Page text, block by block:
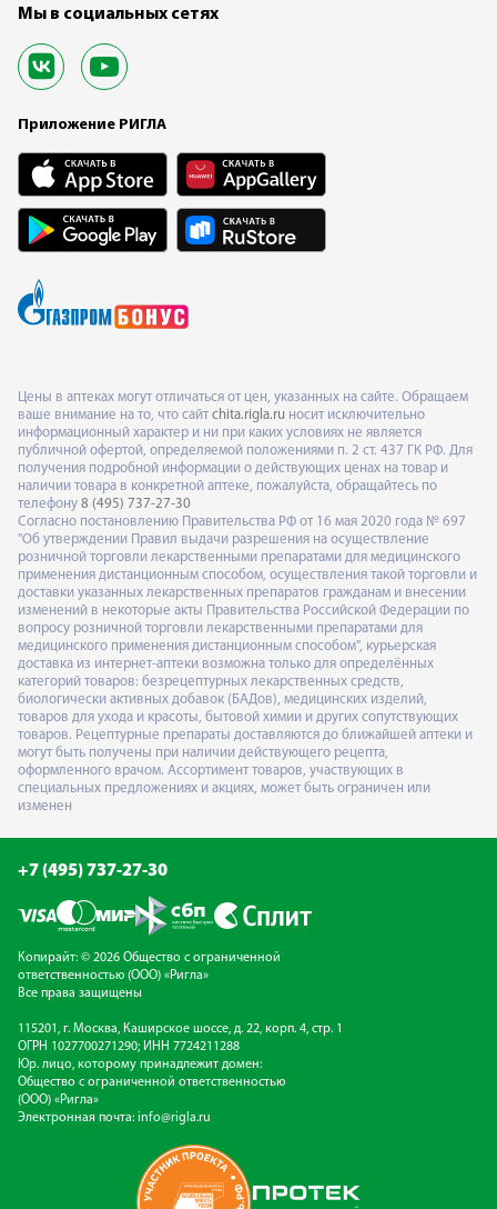
Мы в социальных сетях
Приложение РИГЛА
Цены в аптеках могут отличаться от цен, указанных на сайте. Обращаем
ваше внимание на то, что сайт chita.rigla.ru носит исключительно
информационный характер и ни при каких условиях не является
публичной офертой, определяемой положениями п. 2 ст. 437 ГК РФ. Для
получения подробной информации о действующих ценах на товар и
наличии товара в конкретной аптеке, пожалуйста, обращайтесь по
телефону 8 (495) 737-27-30
Согласно постановлению Правительства РФ от 16 мая 2020 года № 697
"Об утверждении Правил выдачи разрешения на осуществление
розничной торговли лекарственными препаратами для медицинского
применения дистанционным способом, осуществления такой торговли и
доставки указанных лекарственных препаратов гражданам и внесении
изменений в некоторые акты Правительства Российской Федерации по
вопросу розничной торговли лекарственными препаратами для
медицинского применения дистанционным способом", курьерская
доставка из интернет-аптеки возможна только для определённых
категорий товаров: безрецептурных лекарственных средств,
биологически активных добавок (БАДов), медицинских изделий,
товаров для ухода и красоты, бытовой химии и других сопутствующих
товаров. Рецептурные препараты доставляются до ближайшей аптеки и
могут быть получены при наличии действующего рецепта,
оформленного врачом. Ассортимент товаров, участвующих в
специальных предложениях и акциях, может быть ограничен или
изменен
+7 (495) 737-27-30
Копирайт: © 2026 Общество с ограниченной
ответственностью (ООО) «Ригла»
Все права защищены
115201, г. Москва, Каширское шоссе, д. 22, корп. 4, стр. 1
ОГРН 1027700271290; ИНН 7724211288
Юр. лицо, которому принадлежит домен:
Общество с ограниченной ответственностью
(ООО) «Ригла»
Электронная почта: info@rigla.ru